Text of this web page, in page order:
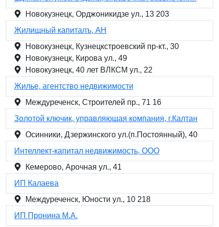
Новокузнецк, Орджоникидзе ул., 13 203
Жилищный капиталъ, АН
Новокузнецк, Кузнецкстроевский пр-кт., 30
Новокузнецк, Кирова ул., 49
Новокузнецк, 40 лет ВЛКСМ ул., 22
Жилье, агентство недвижимости
Междуреченск, Строителей пр., 71 16
Золотой ключик, управляющая компания, г.Калтан
Осинники, Дзержинского ул.(п.Постоянный), 40
Интеллект-капитал недвижимость, ООО
Кемерово, Арочная ул., 41
ИП Калаева
Междуреченск, Юности ул., 10 218
ИП Пронина М.А.